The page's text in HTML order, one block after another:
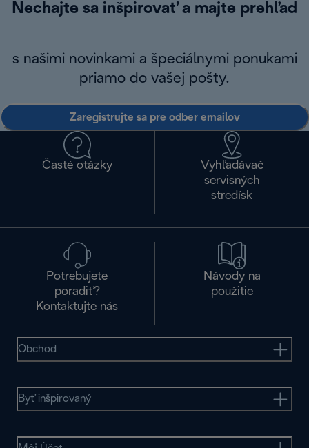
Nechajte sa inšpirovať a majte prehľad
s našimi novinkami a špeciálnymi ponukami
priamo do vašej pošty.
Zaregistrujte sa pre odber emailov
Časté otázky
Vyhľadávač
servisných
stredísk
Potrebujete
poradiť?
Kontaktujte nás
Návody na
použitie
Obchod
Byť inšpirovaný